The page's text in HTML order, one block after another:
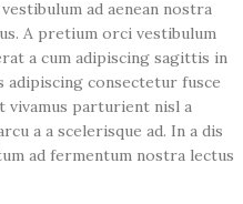
ad aenean nostra
A pretium orci vestibulum
a cum adipiscing sagittis in
adipiscing consectetur fusce
vivamus parturient nisl a
a a scelerisque ad. In a dis
ad fermentum nostra lectus